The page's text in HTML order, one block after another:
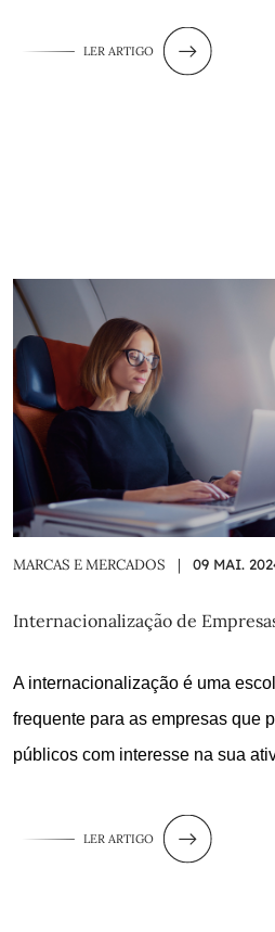
LER ARTIGO
MARCAS E MERCADOS | 09 MAI.
Internacionalização de
A internacionalização é uma
frequente para as empresas que
públicos com interesse na sua
LER ARTIGO